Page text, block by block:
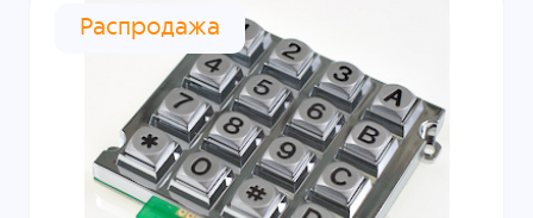
Распродажа